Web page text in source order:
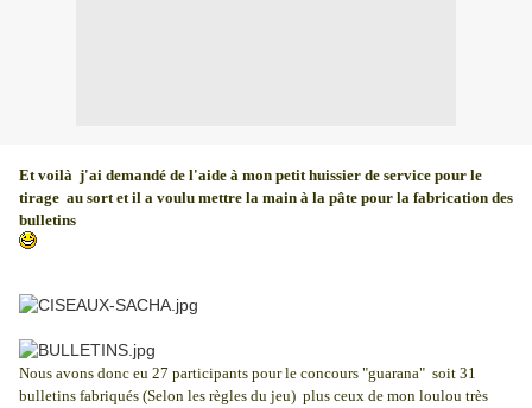
Et voilà j'ai demandé de l'aide à mon petit huissier de service pour le
tirage au sort et il a voulu mettre la main à la pâte pour la fabrication des
bulletins
Nous avons donc eu 27 participants pour le concours "guarana" soit 31
bulletins fabriqués (Selon les règles du jeu) plus ceux de mon loulou très